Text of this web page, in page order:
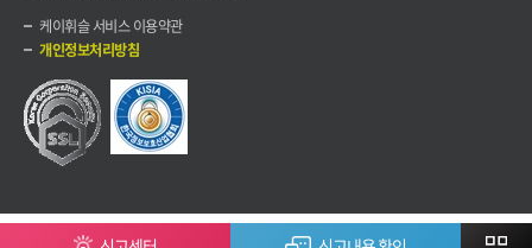
케이휘슬 서비스 이용약관
개인정보처리방침